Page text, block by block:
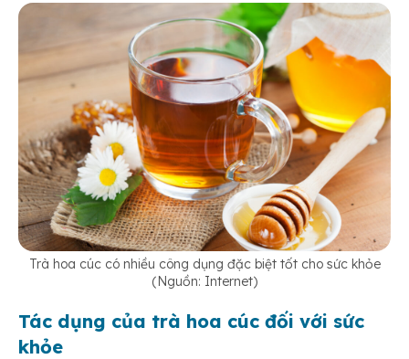
Trà hoa cúc có nhiều công dụng đặc biệt tốt cho sức khỏe
(Nguồn: Internet)
Tác dụng của trà hoa cúc đối với sức
khỏe